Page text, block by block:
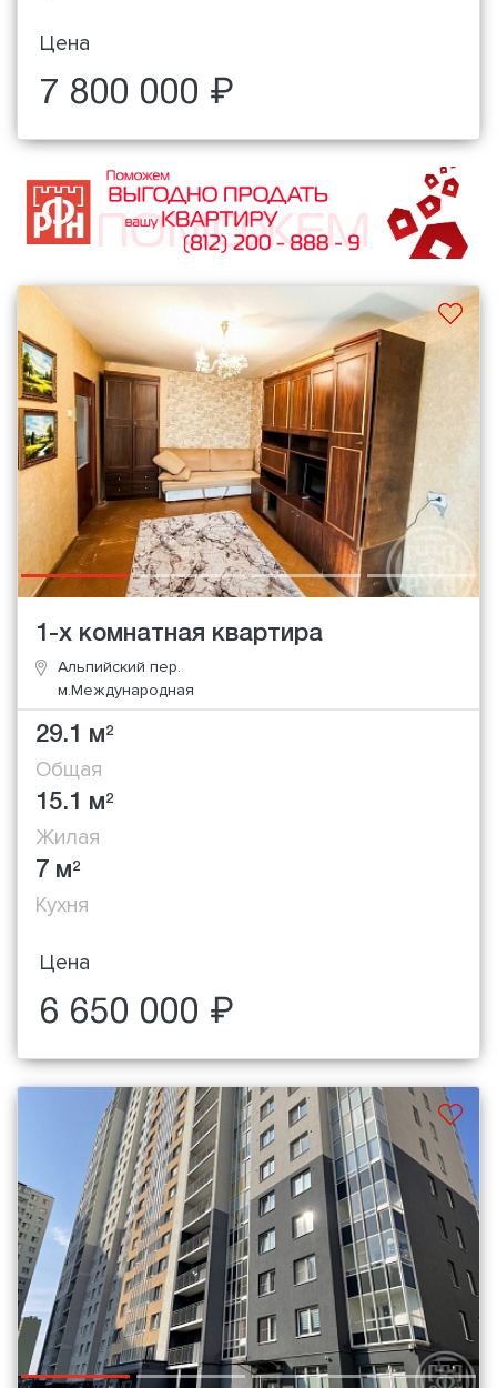
Цена
7 800 000 ₽
1-х комнатная квартира
Альпийский пер.
м.Международная
29.1 м2
Общая
15.1 м2
Жилая
7 м2
Кухня
Цена
6 650 000 ₽